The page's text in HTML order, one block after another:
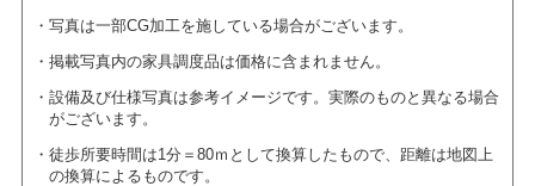
写真は一部CG加工を施している場合がございます。
掲載写真内の家具調度品は価格に含まれません。
設備及び仕様写真は参考イメージです。実際のものと異なる場合
がございます。
徒歩所要時間は1分＝80ｍとして換算したもので、距離は地図上
の換算によるものです。